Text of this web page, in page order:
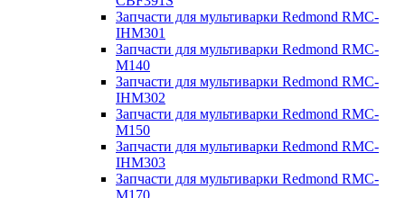
Запчасти для мультиварки Redmond RMC-
IHM301
Запчасти для мультиварки Redmond RMC-
M140
Запчасти для мультиварки Redmond RMC-
IHM302
Запчасти для мультиварки Redmond RMC-
M150
Запчасти для мультиварки Redmond RMC-
IHM303
Запчасти для мультиварки Redmond RMC-
M170